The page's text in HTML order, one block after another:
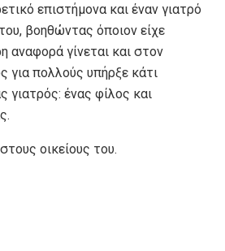
επιστήμονα και έναν γιατρό
βοηθώντας όποιον είχε
αναφορά γίνεται και στον
για πολλούς υπήρξε κάτι
γιατρός: ένας φίλος και
οικείους του.